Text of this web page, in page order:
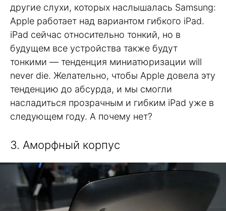
другие слухи, которых наслышалась Samsung:
Apple работает над вариантом гибкого iPad.
iPad сейчас относительно тонкий, но в
будущем все устройства также будут
тонкими — тенденция миниатюризации will
never die. Желательно, чтобы Apple довела эту
тенденцию до абсурда, и мы смогли
насладиться прозрачным и гибким iPad уже в
следующем году. А почему нет?
3. Аморфный корпус